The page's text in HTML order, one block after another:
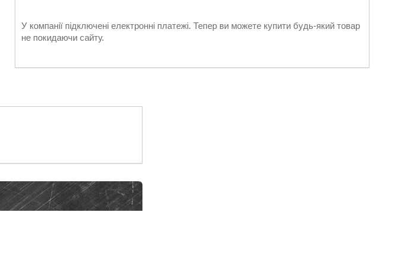
У компанії підключені електронні платежі. Тепер ви можете купити будь-який товар
не покидаючи сайту.